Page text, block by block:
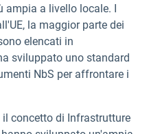
ampia a livello locale. I
la maggior parte dei
elencati in
sviluppato uno standard
NbS per affrontare i
concetto di Infrastrutture